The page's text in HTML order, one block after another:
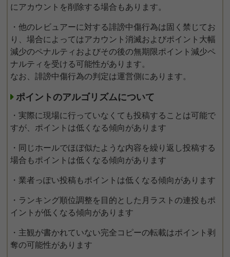
にアカウントを削除する場合もあります。
・他のレビュアーに対する誹謗中傷行為は固く禁じてお
り、場合によってはアカウント消滅およびポイント大幅
減少のペナルティおよびその後の無期限ポイント減少ペ
ナルティを受ける可能性があります。
なお、誹謗中傷行為の判定は運営側にあります。
ポイントのアルゴリズムについて
・実際に現場に行っていなくても投稿することは可能で
すが、ポイントは低くなる傾向があります
・同じホールでほぼ似たような内容を繰り返し投稿する
場合もポイントは低くなる傾向があります
・業者っぽい投稿もポイントは低くなる傾向があります
・ランキング順位調整を目的とした月ラストの連投もポ
イントが低くなる傾向があります
・主観が書かれていない完全コピーの転載はポイント剥
奪の可能性があります